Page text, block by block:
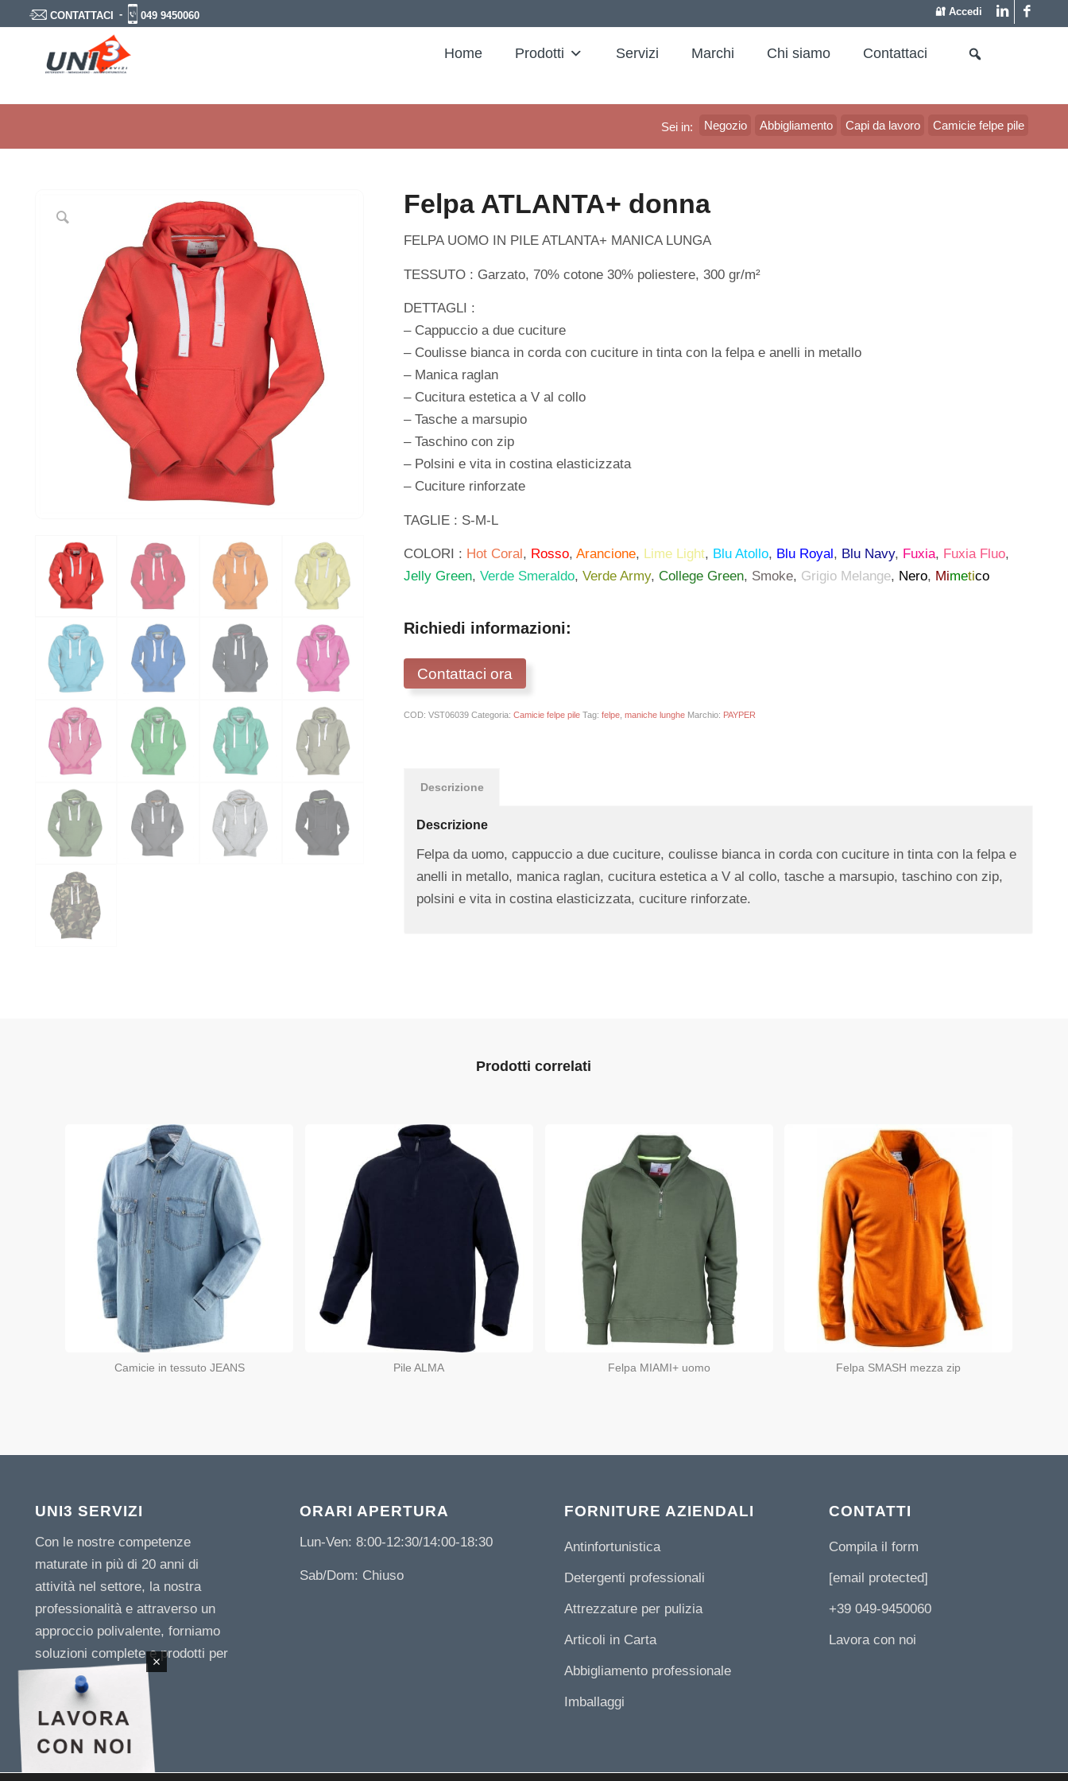
🔐 Accedi
CONTATTACI - 049 9450060
Home Prodotti Servizi Marchi Chi siamo Contattaci
Sei in: Negozio Abbigliamento Capi da lavoro Camicie felpe pile
Felpa ATLANTA+ donna
FELPA UOMO IN PILE ATLANTA+ MANICA LUNGA
TESSUTO : Garzato, 70% cotone 30% poliestere, 300 gr/m²
DETTAGLI :
– Cappuccio a due cuciture
– Coulisse bianca in corda con cuciture in tinta con la felpa e anelli in metallo
– Manica raglan
– Cucitura estetica a V al collo
– Tasche a marsupio
– Taschino con zip
– Polsini e vita in costina elasticizzata
– Cuciture rinforzate
TAGLIE : S-M-L
COLORI : Hot Coral , Rosso,Arancione, Lime Light, Blu Atollo, Blu Royal , Blu Navy, Fuxia, Fuxia Fluo,
Jelly Green,Verde Smeraldo,Verde Army,College Green, Smoke, Grigio Melange, Nero, Mimetico
Richiedi informazioni:
Contattaci ora
COD:VST06039 Categoria:Camicie felpe pile Tag:felpe ,maniche lunghe Marchio: PAYPER
Descrizione
Descrizione
Felpa da uomo, cappuccio a due cuciture, coulisse bianca in corda con cuciture in tinta con la felpa e
anelli in metallo, manica raglan, cucitura estetica a V al collo, tasche a marsupio, taschino con zip,
polsini e vita in costina elasticizzata, cuciture rinforzate.
Prodotti correlati
Camicie in tessuto JEANS Pile ALMA Felpa MIAMI+ uomo Felpa SMASH mezza zip
UNI3 SERVIZI
Con le nostre competenze
maturate in più di 20 anni di
attività nel settore, la nostra
professionalità e attraverso un
approccio polivalente, forniamo
soluzioni complete e prodotti per
le imprese.
ORARI APERTURA
Lun-Ven: 8:00-12:30/14:00-18:30
Sab/Dom: Chiuso
FORNITURE AZIENDALI
Antinfortunistica
Detergenti professionali
Attrezzature per pulizia
Articoli in Carta
Abbigliamento professionale
Imballaggi
CONTATTI
Compila il form
[email protected]
+39 049-9450060
Lavora con noi